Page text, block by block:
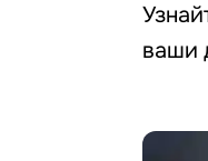
ваши